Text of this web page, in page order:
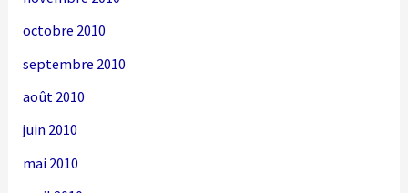
octobre 2010
septembre 2010
août 2010
juin 2010
mai 2010